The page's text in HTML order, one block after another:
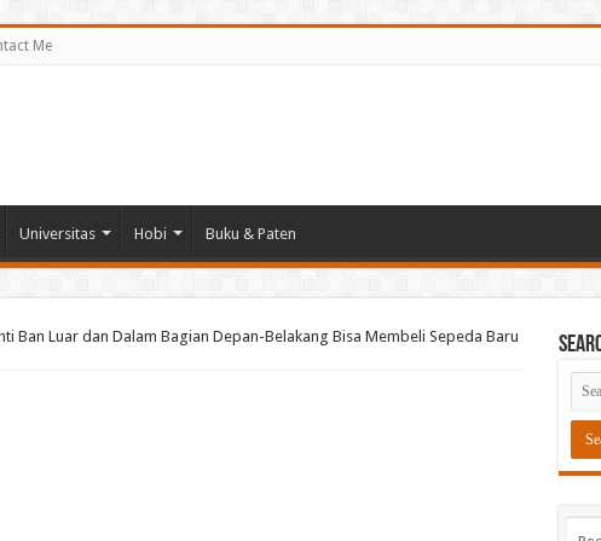
Me
Universitas Hobi Buku & Paten
Ban Luar dan Dalam Bagian Depan-Belakang Bisa Membeli Sepeda Baru